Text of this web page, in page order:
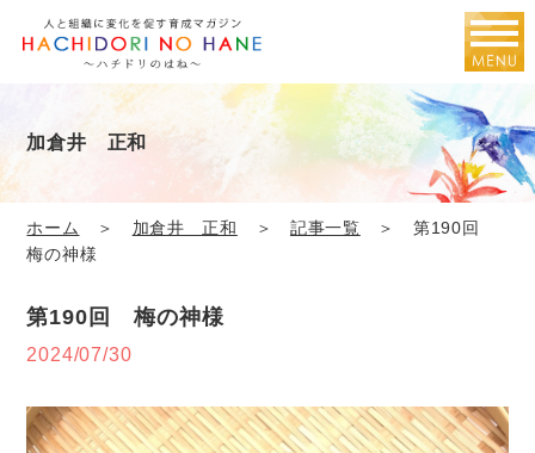
加倉井 正和
ホーム ＞ 加倉井 正和 ＞ 記事一覧 ＞ 第190回
梅の神様
第190回 梅の神様
2024/07/30